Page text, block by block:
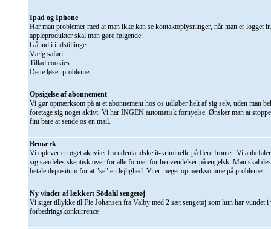
Ipad og Iphone
Har man problemer med at man ikke kan se kontaktoplysninger, når man er logget
appleprodukter skal man gøre følgende:
Gå ind i indstillinger
Vælg safari
Tillad cookies
Dette løser problemet
Opsigelse af abonnement
Vi gør opmærksom på at et abonnement hos os udløber helt af sig selv, uden man
foretage sig noget aktivt. Vi har INGEN automatisk fornyelse. Ønsker man at
fint bare at sende os en mail.
Bemærk
Vi oplever en øget aktivitet fra udenlandske it-kriminelle på flere fronter. Vi
sig særdeles skeptisk over for alle former for henvendelser på engelsk. Man skal
betale depositum for at "se" en lejlighed. Vi er meget opmærksomme på problemet.
Ny vinder af lækkert Södahl sengetøj
Vi siger tillykke til Fie Johansen fra Valby med 2 sæt sengetøj som hun har vundet i
forbedringskonkurrence